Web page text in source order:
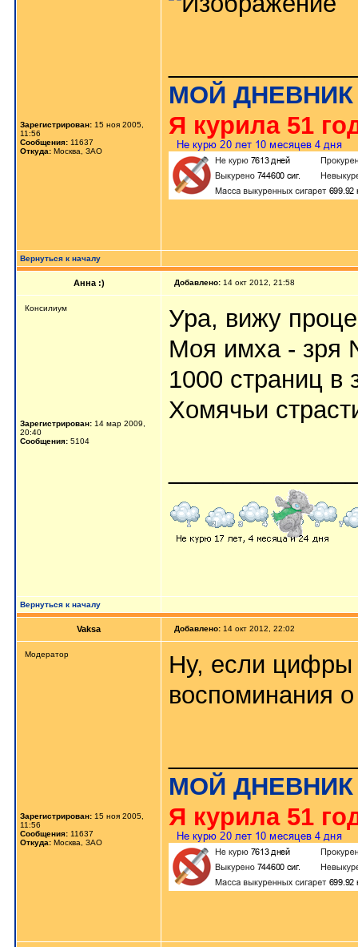
Зарегистрирован: 15 ноя 2005,
11:56
Сообщения: 11637
Откуда: Москва, ЗАО
МОЙ ДНЕВНИК
Я курила 51
Вернуться к началу
Анна :) Добавлено: 14 окт 2012, 21:58
Консилиум
Зарегистрирован: 14 мар 2009,
20:40
Сообщения: 5104
Ура, вижу
Моя имха - зря
1000 страниц в
Хомячьи
Вернуться к началу
Vaksa Добавлено: 14 окт 2012, 22:02
Модератор
Зарегистрирован: 15 ноя 2005,
11:56
Сообщения: 11637
Откуда: Москва, ЗАО
Ну, если цифры
воспоминания
МОЙ ДНЕВНИК
Я курила 51